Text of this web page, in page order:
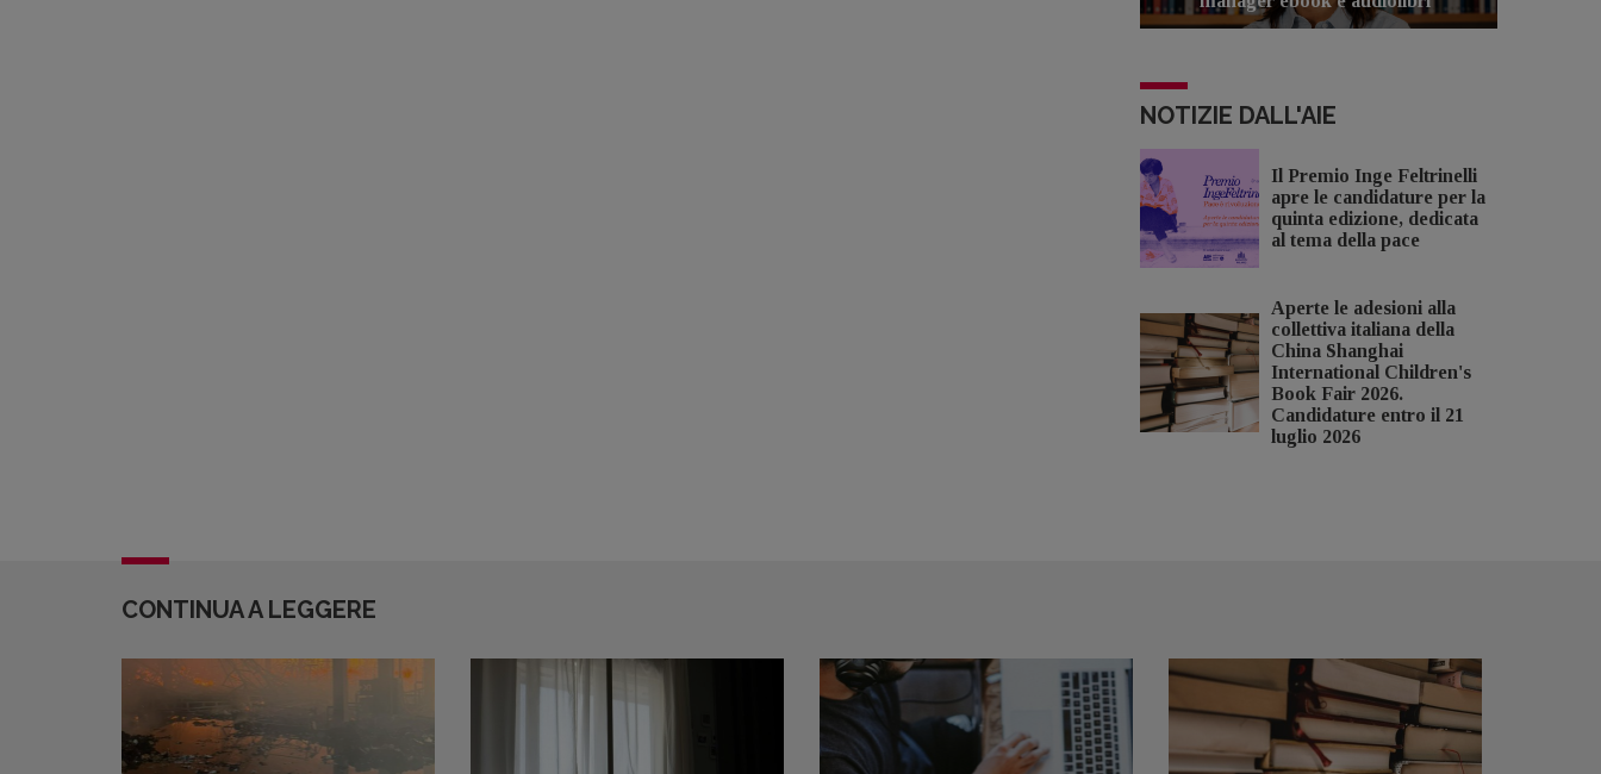
NOTIZIE DALL'AIE
Il Premio Inge Feltrinelli
apre le candidature per la
quinta edizione, dedicata
al tema della pace
Aperte le adesioni alla
collettiva italiana della
China Shanghai
International Children's
Book Fair 2026.
Candidature entro il 21
luglio 2026
CONTINUA A LEGGERE